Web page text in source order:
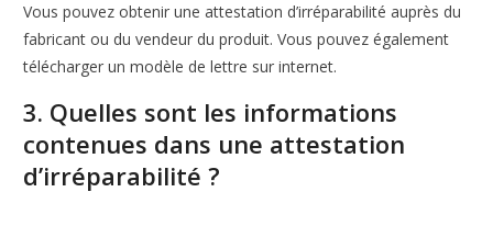
Vous pouvez obtenir une attestation d’irréparabilité auprès du
fabricant ou du vendeur du produit. Vous pouvez également
télécharger un modèle de lettre sur internet.
3. Quelles sont les informations
contenues dans une attestation
d’irréparabilité ?